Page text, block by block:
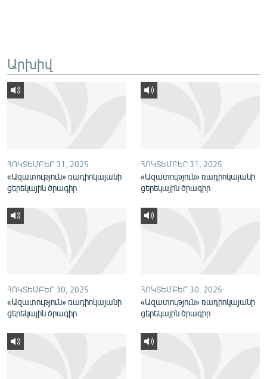
ՓՈԴՔԱՍԹ
Հայերեն
ՀԵՏԵՎԵՔ ՄԵԶ
Արխիվ
ՀՈԿՏԵՄԲԵՐ 31, 2025
«Ազատություն» ռադիոկայանի
ցերեկային ծրագիր
ՀՈԿՏԵՄԲԵՐ 31, 2025
«Ազատություն» ռադիոկայանի
ցերեկային ծրագիր
ՀՈԿՏԵՄԲԵՐ 30, 2025
«Ազատություն» ռադիոկայանի
ցերեկային ծրագիր
ՀՈԿՏԵՄԲԵՐ 30, 2025
«Ազատություն» ռադիոկայանի
ցերեկային ծրագիր